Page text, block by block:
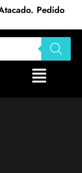
Pedido